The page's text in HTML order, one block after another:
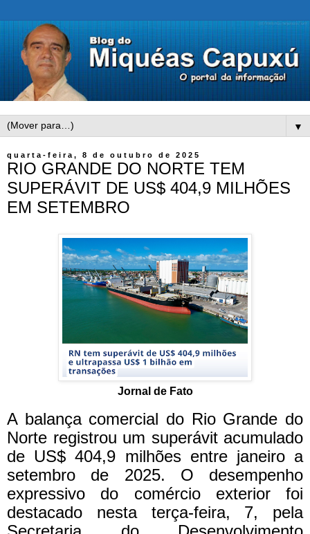
▼
quarta-feira, 8 de outubro de 2025
RIO GRANDE DO NORTE TEM
SUPERÁVIT DE US$ 404,9 MILHÕES
EM SETEMBRO
Jornal de Fato
A balança comercial do Rio Grande do
Norte registrou um superávit acumulado
de US$ 404,9 milhões entre janeiro a
setembro de 2025. O desempenho
expressivo do comércio exterior foi
destacado nesta terça-feira, 7, pela